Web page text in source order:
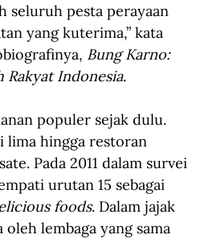
seluruh pesta perayaan
yang kuterima,” kata
Bung Karno:
Rakyat Indonesia.
populer sejak dulu.
lima hingga restoran
Pada 2011 dalam survei
urutan 15 sebagai
foods. Dalam jajak
lembaga yang sama